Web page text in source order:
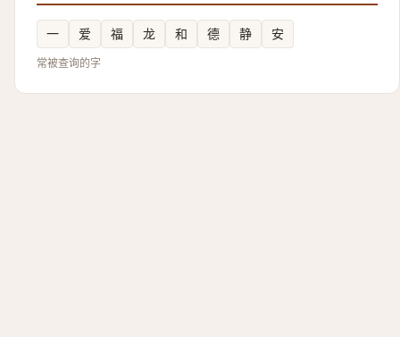
一 爱 福 龙 和 德 静 安
常被查询的字